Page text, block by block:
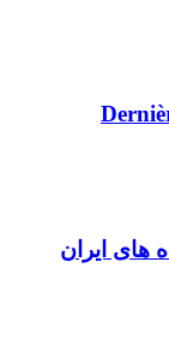
های ایران